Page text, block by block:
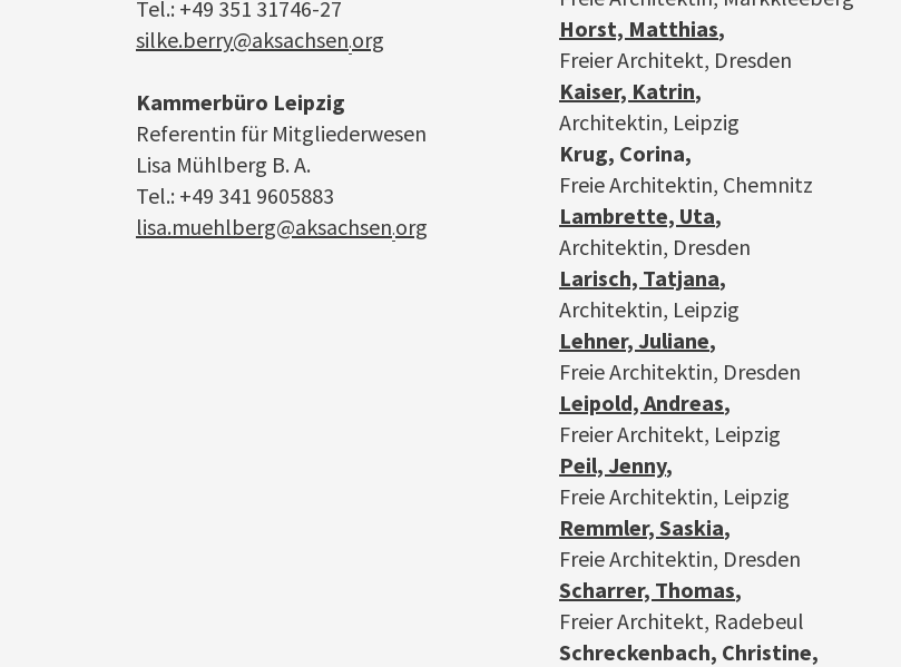
Tel.: +49 351 31746-27
silke.berry@aksachsen·org
Kammerbüro Leipzig
Referentin für Mitgliederwesen
Lisa Mühlberg B. A.
Tel.: +49 341 9605883
lisa.muehlberg@aksachsen·org
Horst, Matthias,
Freier Architekt, Dresden
Kaiser, Katrin,
Architektin, Leipzig
Krug, Corina,
Freie Architektin, Chemnitz
Lambrette, Uta,
Architektin, Dresden
Larisch, Tatjana,
Architektin, Leipzig
Lehner, Juliane,
Freie Architektin, Dresden
Leipold, Andreas,
Freier Architekt, Leipzig
Peil, Jenny,
Freie Architektin, Leipzig
Remmler, Saskia,
Freie Architektin, Dresden
Scharrer, Thomas,
Freier Architekt, Radebeul
Schreckenbach, Christine,